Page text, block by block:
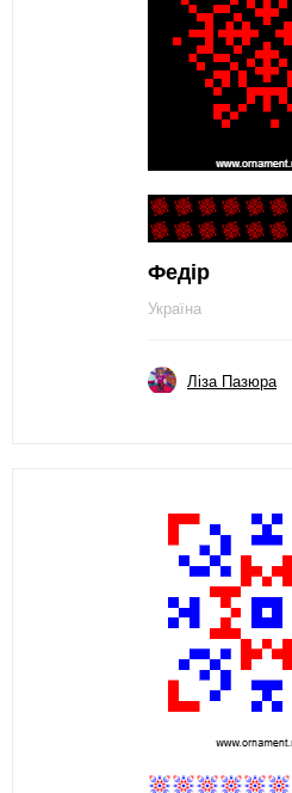
Федір
Україна
Ліза Пазюра